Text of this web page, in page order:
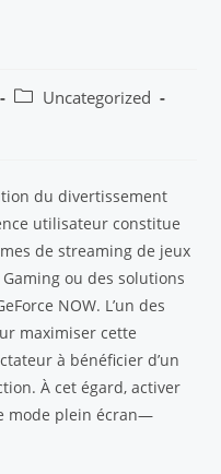
Uncategorized
du divertissement
utilisateur constitue
de streaming de jeux
ou des solutions
NOW. L’un des
maximiser cette
à bénéficier d’un
À cet égard, activer
mode plein écran—